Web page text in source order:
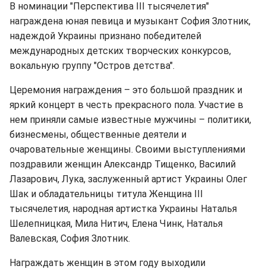
В номинации "Перспектива ІІІ тысячелетия"
награждена юная певица и музыкант София Злотник,
надеждой Украины признано победителей
международных детских творческих конкурсов,
вокальную группу "Остров детства".
Церемония награждения – это большой праздник и
яркий концерт в честь прекрасного пола. Участие в
нем приняли самые известные мужчины – политики,
бизнесмены, общественные деятели и
очаровательные женщины. Своими выступлениями
поздравили женщин Александр Тищенко, Василий
Лазарович, Лука, заслуженный артист Украины Олег
Шак и обладательницы титула Женщина III
тысячелетия, народная артистка Украины Наталья
Шелепницкая, Мила Нитич, Елена Чинк, Наталья
Валевская, София Злотник.
Награждать женщин в этом году выходили